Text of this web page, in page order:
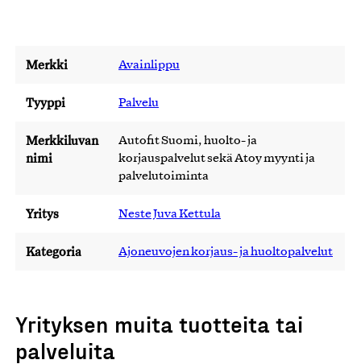
Merkki Avainlippu
Tyyppi Palvelu
Merkkiluvan
nimi
Autofit Suomi, huolto- ja
korjauspalvelut sekä Atoy myynti ja
palvelutoiminta
Yritys Neste Juva Kettula
Kategoria Ajoneuvojen korjaus- ja huoltopalvelut
Yrityksen muita tuotteita tai
palveluita